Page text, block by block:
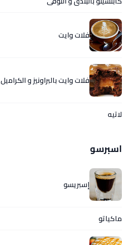
فلات وايت
فلات وايت بالبراونيز و الكراميل
لاتيه
اسبرسو
إسبريسو
ماكياتو